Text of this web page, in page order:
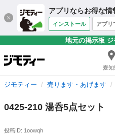
アプリならお得な情
インストール アプリ
地元の掲示板
愛知
ジモティー 売ります・あげます
0425-210 湯呑5点セット
投稿ID: 1oowqh